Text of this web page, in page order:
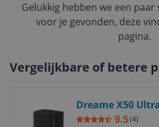
Gelukkig hebben we een
voor je gevonden, deze
pagina.
Vergelijkbare of betere
Dreame X50
6977328065568
9.5(4)